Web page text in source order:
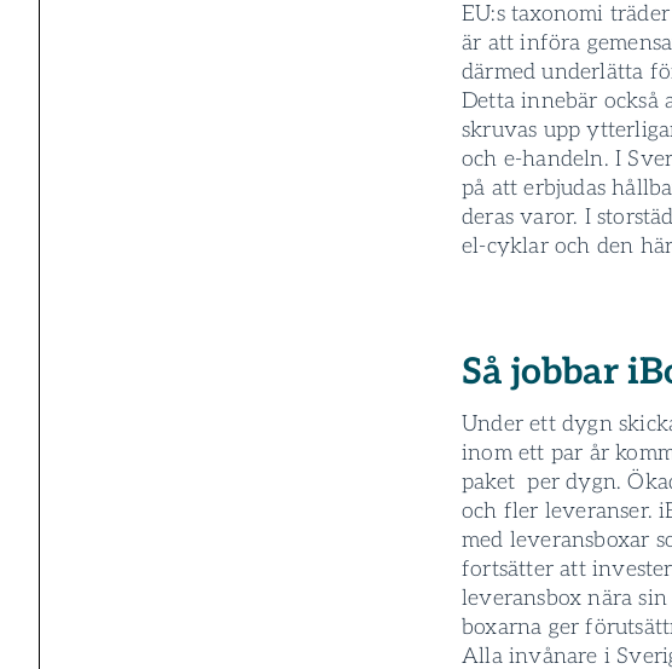
EU:s taxonomi
är att införa
därmed underlätta
Detta innebär också
skruvas upp
och e-handeln. I
på att erbjudas
deras varor. I
el-cyklar och den
Så jobbar
Under ett dygn
inom ett par år
paket­ ­ per dygn.
och fler leverans­er.
med leverans­boxar
fortsätter att
leverans­box nära
boxarna ger
Alla invånare i